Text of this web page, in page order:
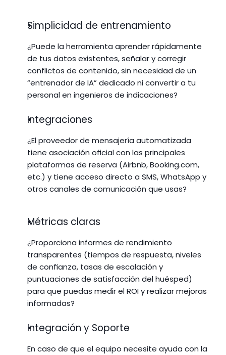
Simplicidad de entrenamiento
¿Puede la herramienta aprender rápidamente
de tus datos existentes, señalar y corregir
conflictos de contenido, sin necesidad de un
“entrenador de IA” dedicado ni convertir a tu
personal en ingenieros de indicaciones?
Integraciones
¿El proveedor de mensajería automatizada
tiene asociación oficial con las principales
plataformas de reserva (Airbnb, Booking.com,
etc.) y tiene acceso directo a SMS, WhatsApp y
otros canales de comunicación que usas?
Métricas claras
¿Proporciona informes de rendimiento
transparentes (tiempos de respuesta, niveles
de confianza, tasas de escalación y
puntuaciones de satisfacción del huésped)
para que puedas medir el ROI y realizar mejoras
informadas?
Integración y Soporte
En caso de que el equipo necesite ayuda con la